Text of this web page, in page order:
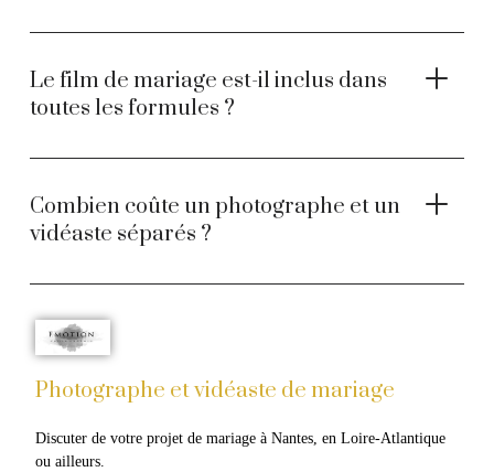
Le film de mariage est-il inclus dans
toutes les formules ?
Combien coûte un photographe et un
vidéaste séparés ?
Photographe et vidéaste de mariage
Discuter de votre projet de mariage à Nantes, en Loire-Atlantique
ou ailleurs.​